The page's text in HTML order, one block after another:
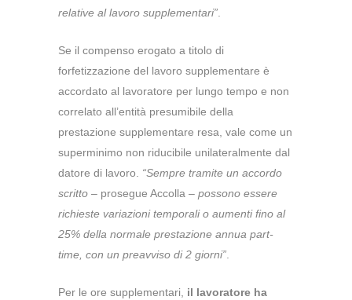
relative al lavoro supplementari”.
Se il compenso erogato a titolo di
forfetizzazione del lavoro supplementare è
accordato al lavoratore per lungo tempo e non
correlato all’entità presumibile della
prestazione supplementare resa, vale come un
superminimo non riducibile unilateralmente dal
datore di lavoro. “Sempre tramite un accordo
scritto – prosegue Accolla – possono essere
richieste variazioni temporali o aumenti fino al
25% della normale prestazione annua part-
time, con un preavviso di 2 giorni”.
Per le ore supplementari, il lavoratore ha